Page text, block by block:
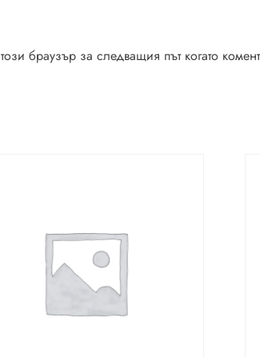
браузър за следващия път когато